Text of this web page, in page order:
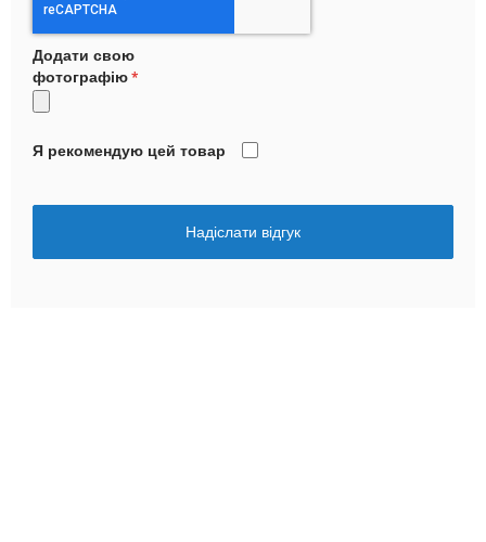
Додати свою
фотографію
Я рекомендую цей товар
Надіслати відгук